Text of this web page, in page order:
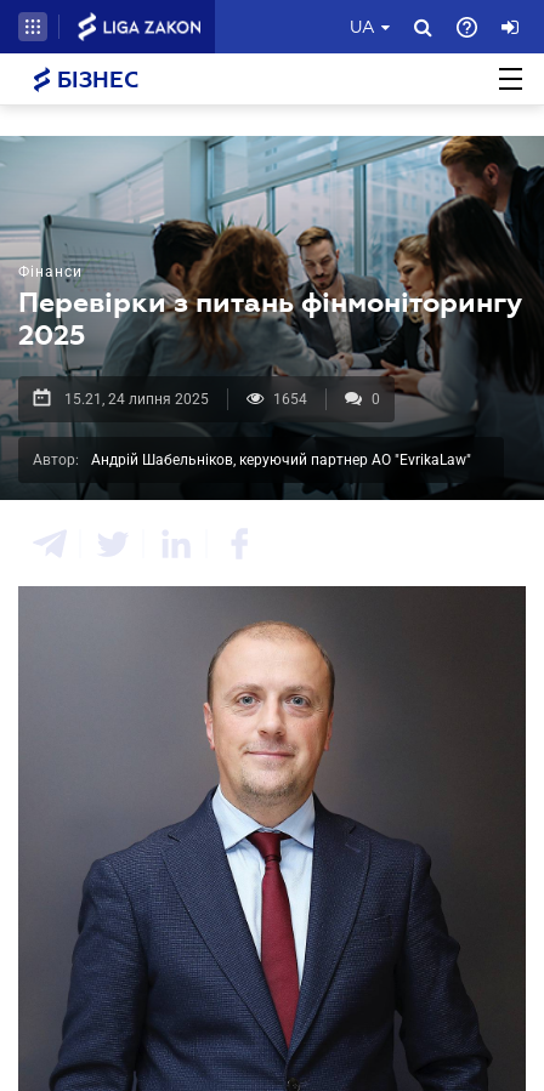
UA
БІЗНЕС
Фінанси
Перевірки з питань фінмоніторингу
2025
15.21, 24 липня 2025 1654 0
Автор: Андрій Шабельніков, керуючий партнер АО "EvrikaLaw"